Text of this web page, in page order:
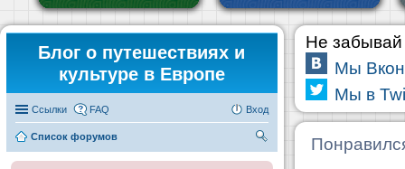
Блог о путешествиях и
культуре в Европе
Ссылки FAQ Вход
Список форумов
Не забывай
Мы
Мы в